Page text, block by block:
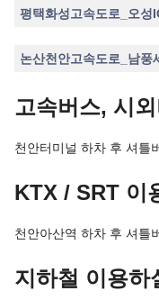
평택화성고속도로_오성
논산천안고속도로_남풍
고속버스, 시
천안터미널 하차 후 셔틀
KTX / SRT 이
천안아산역 하차 후 셔틀
지하철 이용하